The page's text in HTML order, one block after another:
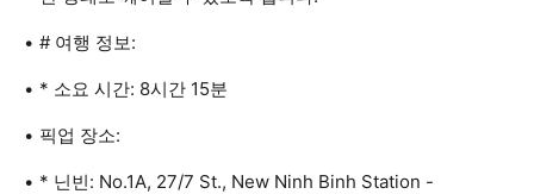
# 여행 정보:
* 소요 시간: 8시간 15분
픽업 장소:
* 닌빈: No.1A, 27/7 St., New Ninh Binh Station -